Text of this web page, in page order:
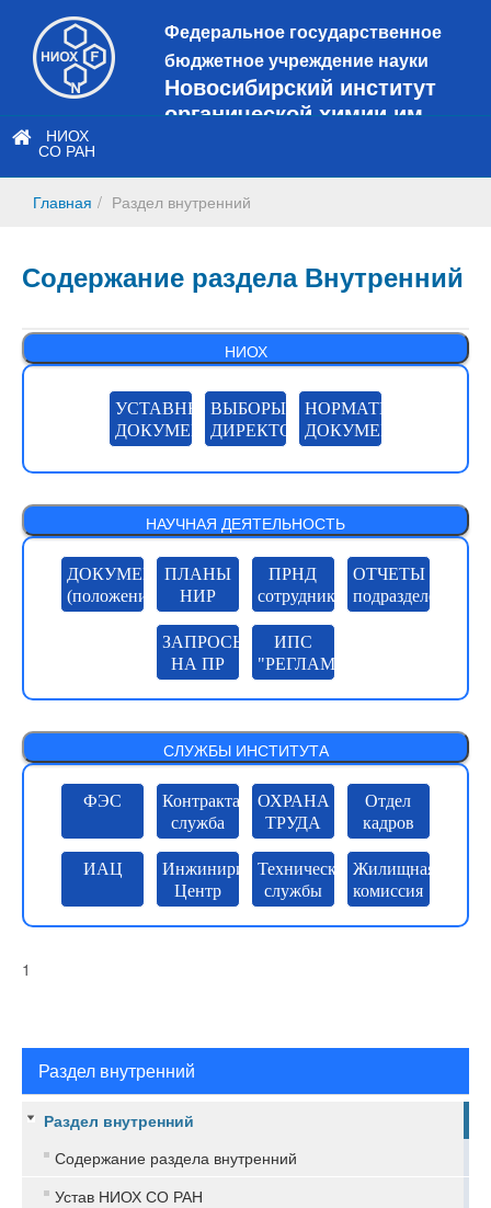
Федеральное государственное
бюджетное учреждение науки
Новосибирский институт
органической химии им.
сайт
НИОХ
СО РАН
Главная Раздел внутренний
Содержание раздела Внутренний
НИОХ
УСТАВНЫЕ
ДОКУМЕНТЫ
ВЫБОРЫ
ДИРЕКТОРА
НОРМАТИВНЫЕ
ДОКУМЕНТЫ
НАУЧНАЯ ДЕЯТЕЛЬНОСТЬ
ДОКУМЕНТЫ
(положения)
ПЛАНЫ
НИР
ПРНД
сотрудников
ОТЧЕТЫ
подразделений
ЗАПРОСЫ
НА ПР
ИПС
"РЕГЛАМЕНТЫ"
СЛУЖБЫ ИНСТИТУТА
ФЭС
Контрактая
служба
ОХРАНА
ТРУДА
Отдел
кадров
ИАЦ
Инжиниринговый
Центр
Технические
службы
Жилищная
комиссия
1
Раздел внутренний
Раздел внутренний
Содержание раздела внутренний
Устав НИОХ СО РАН